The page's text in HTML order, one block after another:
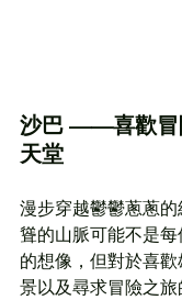
沙巴 ——喜歡冒
天堂
漫步穿越鬱鬱蔥蔥
聳的山脈可能不是
的想像，但對於喜
景以及尋求冒險之